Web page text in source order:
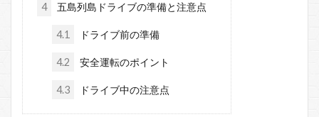
4 五島列島ドライブの準備と注意点
4.1 ドライブ前の準備
4.2 安全運転のポイント
4.3 ドライブ中の注意点